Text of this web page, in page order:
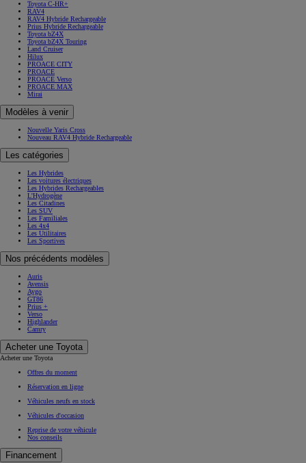
Toyota C-HR+
RAV4
RAV4 Hybride Rechargeable
Prius Hybride Rechargeable
Toyota bZ4X
Toyota bZ4X Touring
Land Cruiser
Hilux
PROACE CITY
PROACE
PROACE Verso
PROACE MAX
Mirai
Modèles à venir
Nouvelle Yaris Cross
Nouveau RAV4 Hybride Rechargeable
Les catégories
Les Hybrides
Les voitures électriques
Les Hybrides Rechargeables
L'Hydrogène
Les Citadines
Les SUV
Les Familiales
Les 4x4
Les Utilitaires
Les Sportives
Nos précédents modèles
Auris
Avensis
Aygo
GT86
Prius +
Verso
Highlander
Camry
Acheter une Toyota
Acheter une Toyota
Offres du moment
Réservation en ligne
Véhicules neufs en stock
Véhicules d'occasion
Reprise de votre véhicule
Nos conseils
Financement